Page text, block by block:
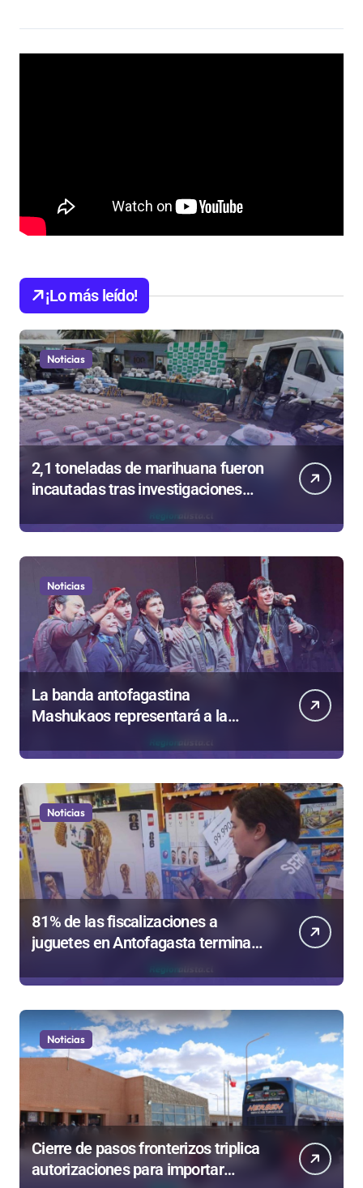
¡Lo más leído!
Noticias
2,1 toneladas de marihuana fueron
incautadas tras investigaciones
Noticias
La banda antofagastina
Mashukaos representará a la
de Valparaíso
Noticias
81% de las fiscalizaciones a
juguetes en Antofagasta termina
en sumarios sanitarios
Noticias
Cierre de pasos fronterizos triplica
autorizaciones para importar